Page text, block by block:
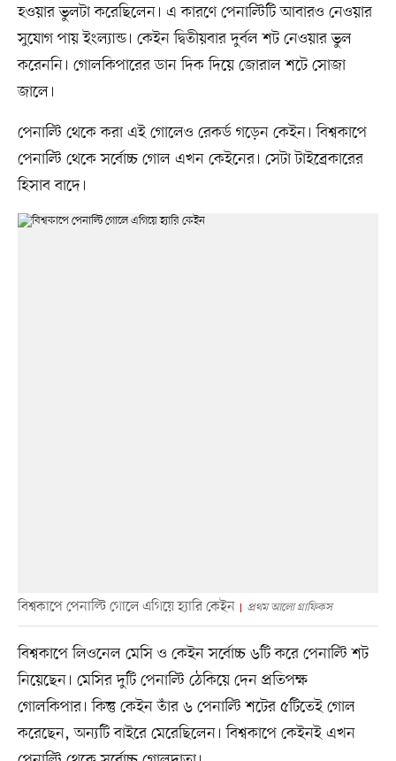
হওয়ার ভুলটা করেছিলেন। এ কারণে পেনাল্টিটি আবারও নেওয়ার
সুযোগ পায় ইংল্যান্ড। কেইন দ্বিতীয়বার দুর্বল শট নেওয়ার ভুল
করেননি। গোলকিপারের ডান দিক দিয়ে জোরাল শটে সোজা
জালে।
পেনাল্টি থেকে করা এই গোলেও রেকর্ড গড়েন কেইন। বিশ্বকাপে
পেনাল্টি থেকে সর্বোচ্চ গোল এখন কেইনের। সেটা টাইব্রেকারের
হিসাব বাদে।
বিশ্বকাপে পেনাল্টি গোলে এগিয়ে হ্যারি কেইন প্রথম আলো গ্রাফিকস
বিশ্বকাপে লিওনেল মেসি ও কেইন সর্বোচ্চ ৬টি করে পেনাল্টি শট
নিয়েছেন। মেসির দুটি পেনাল্টি ঠেকিয়ে দেন প্রতিপক্ষ
গোলকিপার। কিন্তু কেইন তাঁর ৬ পেনাল্টি শটের ৫টিতেই গোল
করেছেন, অন্যটি বাইরে মেরেছিলেন। বিশ্বকাপে কেইনই এখন